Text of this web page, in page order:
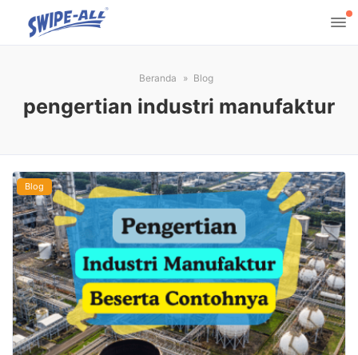
Beranda Blog
pengertian industri manufaktur
Blog